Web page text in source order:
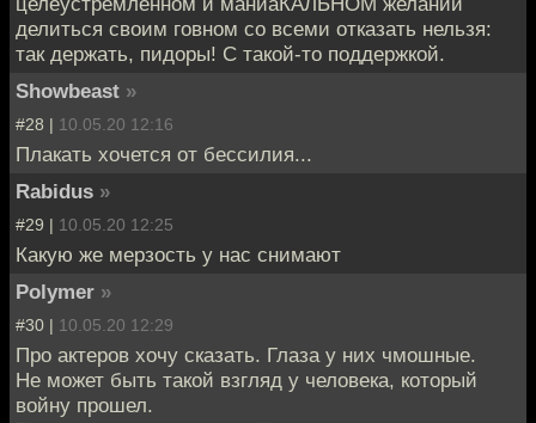
делиться своим говном со всеми отказать нельзя:
так держать, пидоры! С такой-то поддержкой.
Showbeast »
#28 | 10.05.20 12:16
Плакать хочется от бессилия...
Rabidus »
#29 | 10.05.20 12:25
Какую же мерзость у нас снимают
Polymer »
#30 | 10.05.20 12:29
Про актеров хочу сказать. Глаза у них чмошные.
Не может быть такой взгляд у человека, который
войну прошел.